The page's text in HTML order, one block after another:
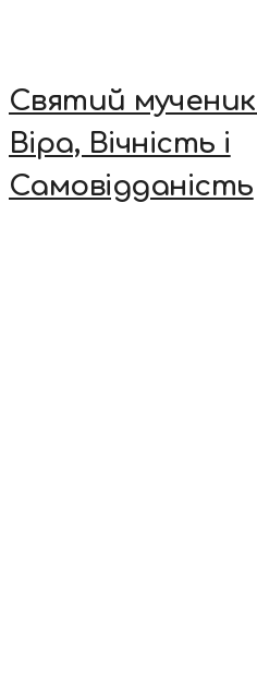
Святий
Віра, Вічність і
Самовідданість